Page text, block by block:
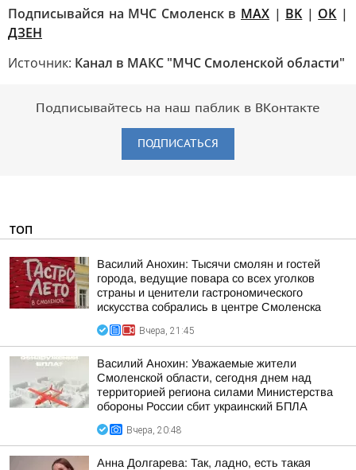
Подписывайся на МЧС Смоленск в MAX | BK | OK |
ДЗЕН
Источник: Канал в МАКС "МЧС Смоленской области"
Подписывайтесь на наш паблик в ВКонтакте
ПОДПИСАТЬСЯ
ТОП
Василий Анохин: Тысячи смолян и гостей
города, ведущие повара со всех уголков
страны и ценители гастрономического
искусства собрались в центре Смоленска
Вчера, 21:45
Василий Анохин: Уважаемые жители
Смоленской области, сегодня днем над
территорией региона силами Министерства
обороны России сбит украинский БПЛА
Вчера, 20:48
Анна Долгарева: Так, ладно, есть такая